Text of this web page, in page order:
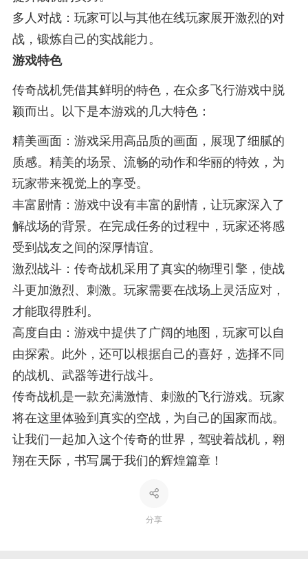
多人对战：玩家可以与其他在线玩家展开激烈的对
战，锻炼自己的实战能力。
游戏特色
传奇战机凭借其鲜明的特色，在众多飞行游戏中脱
颖而出。以下是本游戏的几大特色：
精美画面：游戏采用高品质的画面，展现了细腻的
质感。精美的场景、流畅的动作和华丽的特效，为
玩家带来视觉上的享受。
丰富剧情：游戏中设有丰富的剧情，让玩家深入了
解战场的背景。在完成任务的过程中，玩家还将感
受到战友之间的深厚情谊。
激烈战斗：传奇战机采用了真实的物理引擎，使战
斗更加激烈、刺激。玩家需要在战场上灵活应对，
才能取得胜利。
高度自由：游戏中提供了广阔的地图，玩家可以自
由探索。此外，还可以根据自己的喜好，选择不同
的战机、武器等进行战斗。
传奇战机是一款充满激情、刺激的飞行游戏。玩家
将在这里体验到真实的空战，为自己的国家而战。
让我们一起加入这个传奇的世界，驾驶着战机，翱
翔在天际，书写属于我们的辉煌篇章！
分享